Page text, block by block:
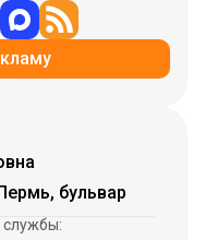
бульвар
службы: